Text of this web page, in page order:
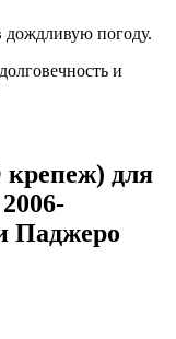
погоду.
и
для
Паджеро